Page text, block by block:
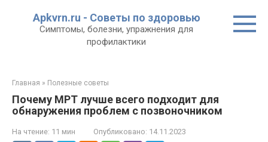
Apkvrn.ru - Советы по здоровью
Симптомы, болезни, упражнения для
профилактики
Главная » Полезные советы
Почему МРТ лучше всего подходит для
обнаружения проблем с позвоночником
На чтение: 11 мин Опубликовано: 14.11.2023